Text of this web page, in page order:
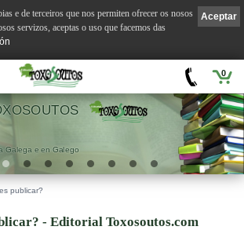
0
Galega e en Galego
publicar?
- Editorial Toxosoutos.com
Aceptar
e de terceiros que nos permiten ofrecer os nosos
servizos, aceptas o uso que facemos das